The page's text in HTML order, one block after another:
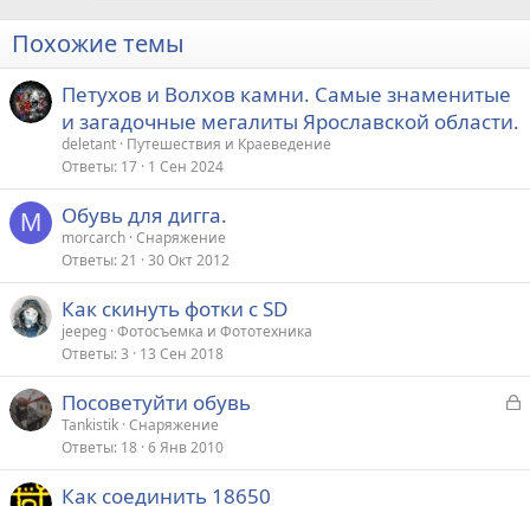
Похожие темы
Петухов и Волхов камни. Самые знаменитые
и загадочные мегалиты Ярославской области.
deletant Путешествия и Краеведение
Ответы 17 1 Сен 2024
M Обувь для дигга.
morcarch Снаряжение
Ответы 21 30 Окт 2012
Как скинуть фотки с SD
jeepeg Фотосъемка и Фототехника
Ответы 3 13 Сен 2018
З
р
Посоветуйти обувь
Tankistik Снаряжение
Ответы 18 6 Янв 2010
Как соединить 18650